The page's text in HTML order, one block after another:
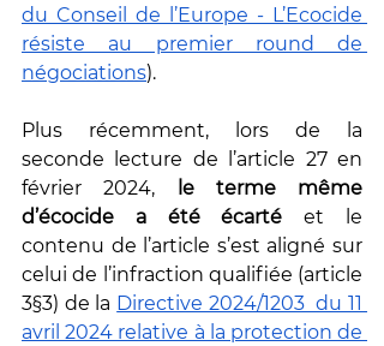
du Conseil de l’Europe - L’Ecocide
résiste au premier round de
négociations).
Plus récemment, lors de la
seconde lecture de l’article 27 en
février 2024, le terme même
d’écocide a été écarté et le
contenu de l’article s’est aligné sur
celui de l’infraction qualifiée (article
3§3) de la Directive 2024/1203  du 11
avril 2024 relative à la protection de